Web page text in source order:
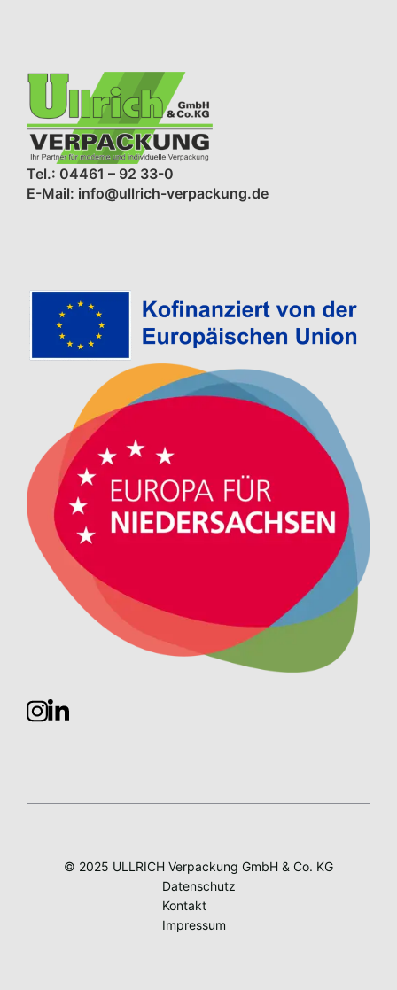
Tel.: 04461 – 92 33-0
E-Mail: info@ullrich-verpackung.de
© 2025 ULLRICH Verpackung GmbH & Co. KG
Datenschutz
Kontakt
Impressum